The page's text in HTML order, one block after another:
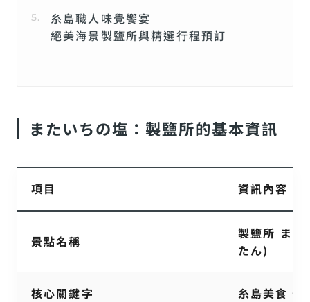
糸島職人味覺饗宴
絕美海景製鹽所與精選行程預訂
またいちの塩：製鹽所的基本資訊
項目 資訊內容
景點名稱
製鹽所 また
たん)
核心關鍵字 糸島美食、